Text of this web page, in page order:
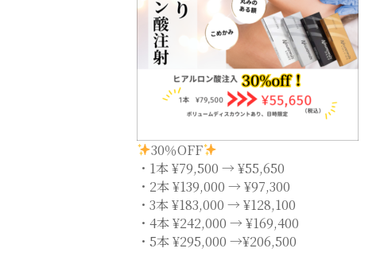
30％OFF
・1本 ¥79,500 → ¥55,650
・2本 ¥139,000 → ¥97,300
・3本 ¥183,000 → ¥128,100
・4本 ¥242,000 → ¥169,400
・5本 ¥295,000 →¥206,500